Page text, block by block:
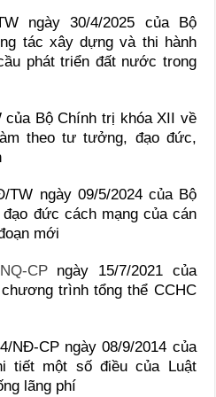
ngày 30/4/2025 của Bộ
tác xây dựng và thi hành
phát triển đất nước trong
của Bộ Chính trị khóa XII về
theo tư tưởng, đạo đức,
TW ngày 09/5/2024 của Bộ
đức cách mạng của cán
mới
CPngày 15/7/2021 của
trình tổng thể CCHC
NĐ-CP ngày 08/9/2014 của
tiết một số điều của Luật
lãng phí